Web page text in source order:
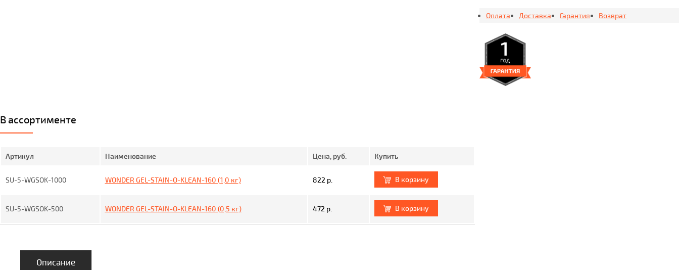
Оплата Доставка Гарантия Возврат
В ассортименте
Артикул Наименование Цена, руб. Купить
SU-5-WGSOK-1000 WONDER GEL-STAIN-O-KLEAN-160 (1,0 кг) 822 р. В корзину
SU-5-WGSOK-500 WONDER GEL-STAIN-O-KLEAN-160 (0,5 кг) 472 р. В корзину
Описание